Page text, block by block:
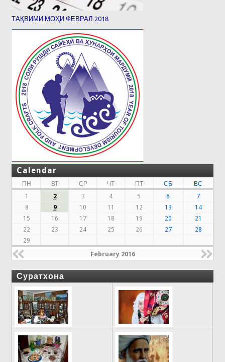
ТАҚВИМИ МОҲИ ФЕВРАЛ 2018
Calendar
ПН ВТ СР ЧТ ПТ СБ
ВС
1
2 3 4 5 6
7
8
9 10 11 12 13
14
15
16 17 18 19 20
21
22
23 24 25 26 27
28
29
February 2016
Суратхона